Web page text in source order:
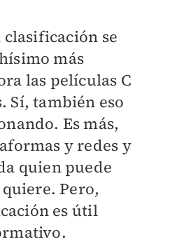
se
más
las películas C
Sí, también eso
Es más,
y redes y
quien puede
Pero,
es útil